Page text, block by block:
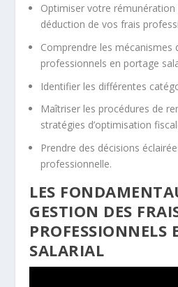
Optimiser votre rémunération
déduction de vos frais
Comprendre les mécanismes
professionnels en portage
Identifier les différentes
Maîtriser les procédures de
stratégies d’optimisation
Prendre des décisions
professionnelle.
LES
GESTION DES
PROFESSIONNELS
SALARIAL